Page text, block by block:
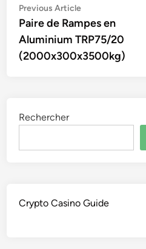
Navigation
de
l’article
Previous ArticlePrevious
article:
Paire de Rampes en
Aluminium TRP75/20
(2000x300x3500kg)
Rechercher
Crypto Casino Guide